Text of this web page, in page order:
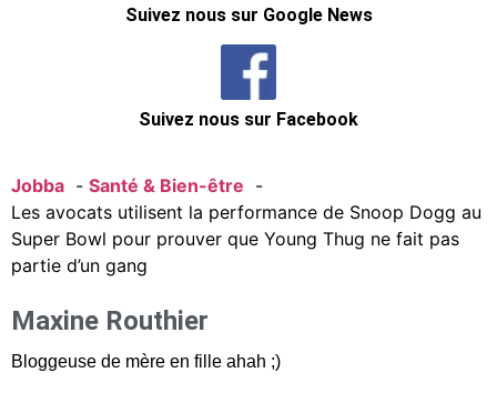
Suivez nous sur Google News
Suivez nous sur Facebook
Jobba
Santé & Bien-être
Les avocats utilisent la performance de Snoop Dogg au
Super Bowl pour prouver que Young Thug ne fait pas
partie d’un gang
Maxine Routhier
Bloggeuse de mère en fille ahah ;)